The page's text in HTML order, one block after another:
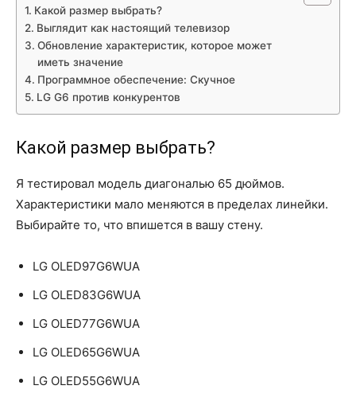
Какой размер выбрать?
Выглядит как настоящий телевизор
Обновление характеристик, которое может
иметь значение
Программное обеспечение: Скучное
LG G6 против конкурентов
Какой размер выбрать?
Я тестировал модель диагональю 65 дюймов.
Характеристики мало меняются в пределах линейки.
Выбирайте то, что впишется в вашу стену.
LG OLED97G6WUA
LG OLED83G6WUA
LG OLED77G6WUA
LG OLED65G6WUA
LG OLED55G6WUA